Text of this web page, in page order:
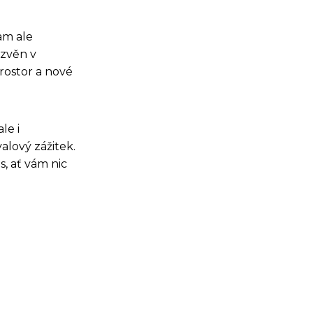
ale
v
a nové
i
zážitek.
ať vám nic